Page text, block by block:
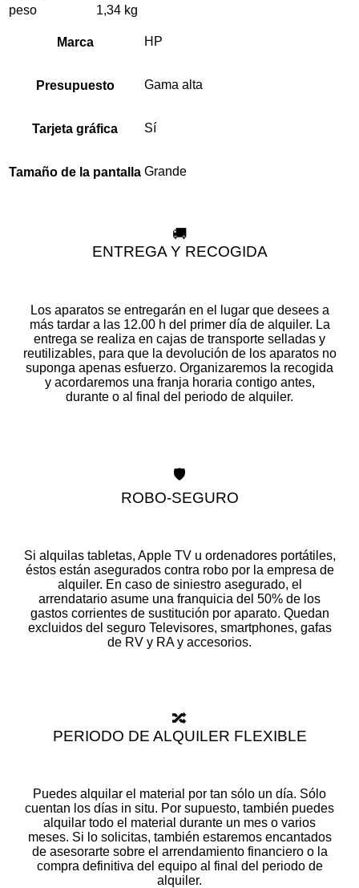
peso 1,34 kg
Marca HP
Presupuesto Gama alta
Tarjeta gráfica Sí
Tamaño de la pantalla Grande
🚚
ENTREGA Y RECOGIDA
Los aparatos se entregarán en el lugar que desees a
más tardar a las 12.00 h del primer día de alquiler. La
entrega se realiza en cajas de transporte selladas y
reutilizables, para que la devolución de los aparatos no
suponga apenas esfuerzo. Organizaremos la recogida
y acordaremos una franja horaria contigo antes,
durante o al final del periodo de alquiler.
🛡️
ROBO-SEGURO
Si alquilas tabletas, Apple TV u ordenadores portátiles,
éstos están asegurados contra robo por la empresa de
alquiler. En caso de siniestro asegurado, el
arrendatario asume una franquicia del 50% de los
gastos corrientes de sustitución por aparato. Quedan
excluidos del seguro Televisores, smartphones, gafas
de RV y RA y accesorios.
🔀
PERIODO DE ALQUILER FLEXIBLE
Puedes alquilar el material por tan sólo un día. Sólo
cuentan los días in situ. Por supuesto, también puedes
alquilar todo el material durante un mes o varios
meses. Si lo solicitas, también estaremos encantados
de asesorarte sobre el arrendamiento financiero o la
compra definitiva del equipo al final del periodo de
alquiler.